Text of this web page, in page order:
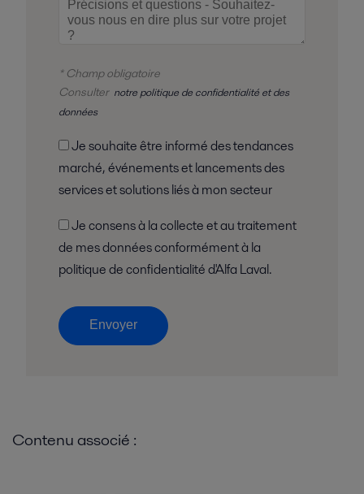
* Champ obligatoire
Consulter notre politique de confidentialité et des
données
marché, événements et lancements des
services et solutions liés à mon secteur
de mes données conformément à la
politique de confidentialité d'Alfa Laval.
Envoyer
Contenu associé :